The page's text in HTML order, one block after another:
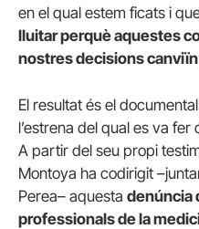
en el qual estem ficats i
lluitar perquè aquestes
nostres decisions canviïn
El resultat és el
l’estrena del qual es va fer
A partir del seu propi
Montoya ha codirigit
Perea– aquesta denúncia
professionals de la